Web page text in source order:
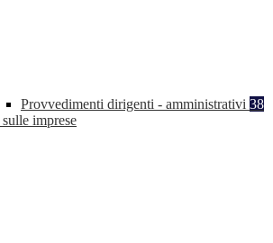
Provvedimenti dirigenti - amministrativi 38
imprese